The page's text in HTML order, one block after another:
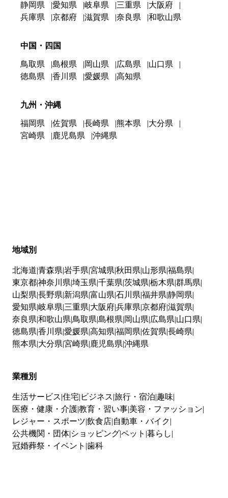
静岡県 愛知県 岐阜県 三重県
大阪府
兵庫県
京都府 滋賀県 奈良県 和歌山県
中国・四国
鳥取県 島根県 岡山県 広島県
山口県
徳島県
香川県 愛媛県 高知県
九州・沖縄
福岡県 佐賀県 長崎県 熊本県
大分県
宮崎県
鹿児島県 沖縄県
地域別
北海道 青森県 岩手県 宮城県 秋田県 山形県 福島県
東京都神奈川県 埼玉県 千葉県 茨城県 栃木県 群馬県
山梨県 長野県 新潟県 富山県 石川県 福井県 静岡県
愛知県 岐阜県 三重県 大阪府兵庫県 京都府滋賀県
奈良県 和歌山県 鳥取県 島根県 岡山県 広島県 山口県
徳島県 香川県 愛媛県 高知県 福岡県 佐賀県 長崎県
熊本県 大分県 宮崎県 鹿児島県 沖縄県
業種別
生活サービス 住宅 ビジネス 旅行・宿泊 趣味
医療・健康・介護教育・習い事 美容・ファッション
レジャー・スポーツ 飲食店 自動車・バイク
公共機関・団体 ショッピングペット 暮らし
冠婚葬祭・イベント 歯科